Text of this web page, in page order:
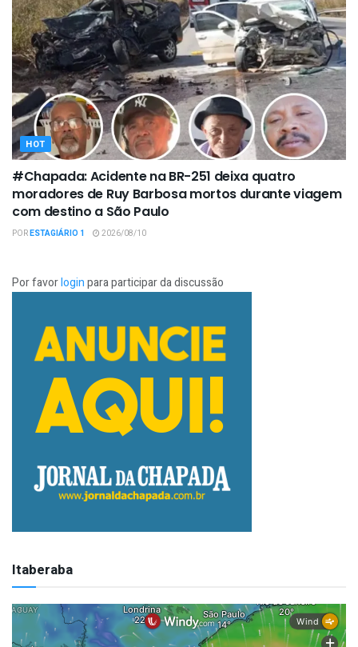
HOT
#Chapada: Acidente na BR-251 deixa quatro
moradores de Ruy Barbosa mortos durante viagem
com destino a São Paulo
PORESTAGIÁRIO 1 2026/08/10
Por favorloginpara participar da discussão
Itaberaba